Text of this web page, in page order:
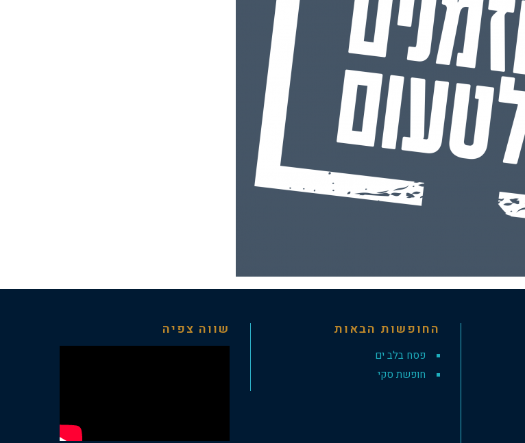
החופשות הבאות
פסח בלב ים
חופשת סקי
שווה צפיה